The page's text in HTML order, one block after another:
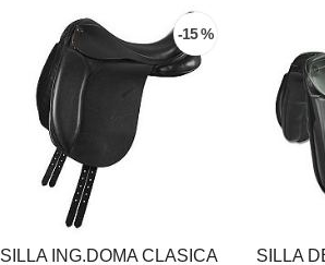
-15 %
SILLA ING.DOMA CLASICA
SILLA